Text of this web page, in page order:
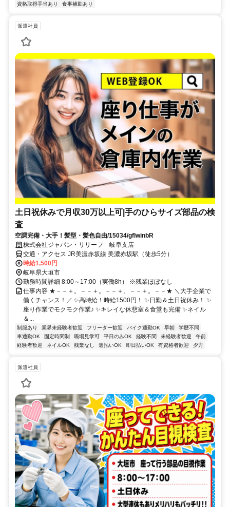
資格取得手当あり
食事補助あり
派遣社員
土日祝休みで月収30万以上可|手のひらサイズ部品の検
査
空調完備・大手！髪型・髪色自由/15034/gflwinbR
株式会社ジャパン・リリーフ 岐阜支店
交通・アクセス JR美濃赤坂線 美濃赤坂駅（徒歩5分）
時給1,500円
岐阜県大垣市
勤務時間詳細 8:00～17:00（実働8h） ※残業ほぼなし
仕事内容 ★－－＋。－－＋。－－＋。－－＋。－－★ ＼大手企業で
働くチャンス！／ ✨高時給！時給1500円！ ✨日勤＆土日祝休み！ ✨
座り作業でモクモク作業♪ ✨キレイな休憩室＆食堂も完備 ✨ネイル
＆...
制服あり 業界未経験者歓迎 フリーター歓迎 バイク通勤OK 早朝
学歴不問
車通勤OK
固定時間制 職場見学可 平日のみOK 経験不問 未経験者歓迎
午前
経験者歓迎
ネイルOK 残業なし 週払いOK 即日払いOK 有資格者歓迎 夕方
派遣社員